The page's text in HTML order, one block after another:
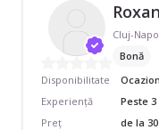
Cluj-
Bonă
Disponibilitate
Experiență
Peste 3
Preț
de la